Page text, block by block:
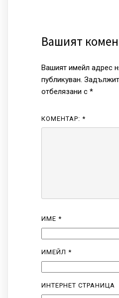
Вашият
Вашият имейл адрес
публикуван.
отбелязани с *
КОМЕНТАР: *
ИМЕ *
ИМЕЙЛ *
ИНТЕРНЕТ СТРАНИЦА